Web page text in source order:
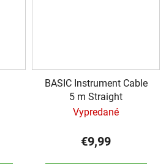
BASIC Instrument Cable
5 m Straight
Vypredané
€9,99